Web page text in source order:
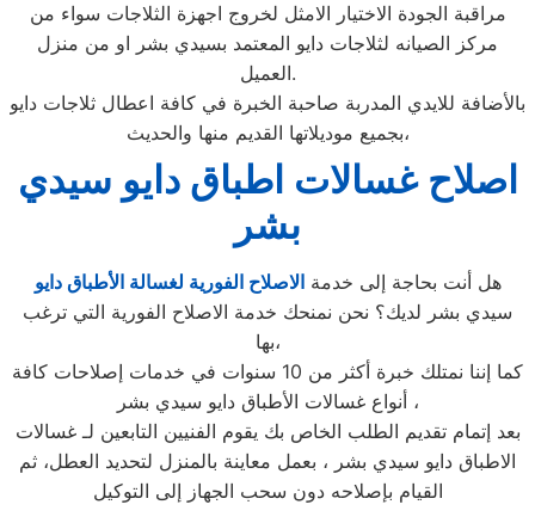
مراقبة الجودة الاختيار الامثل لخروج اجهزة الثلاجات سواء من
مركز الصيانه لثلاجات دايو المعتمد بسيدي بشر او من منزل
العميل.
بالأضافة للايدي المدربة صاحبة الخبرة في كافة اعطال ثلاجات دايو
بجميع موديلاتها القديم منها والحديث،
اصلاح غسالات اطباق دايو سيدي
بشر
هل أنت بحاجة إلى خدمةالاصلاح الفورية لغسالة الأطباق دايو
سيدي بشر لديك؟ نحن نمنحك خدمة الاصلاح الفورية التي ترغب
بها،
كما إننا نمتلك خبرة أكثر من 10 سنوات في خدمات إصلاحات كافة
أنواع غسالات الأطباق دايو سيدي بشر ،
بعد إتمام تقديم الطلب الخاص بك يقوم الفنيين التابعين لـ غسالات
الاطباق دايو سيدي بشر ، بعمل معاينة بالمنزل لتحديد العطل، ثم
القيام بإصلاحه دون سحب الجهاز إلى التوكيل